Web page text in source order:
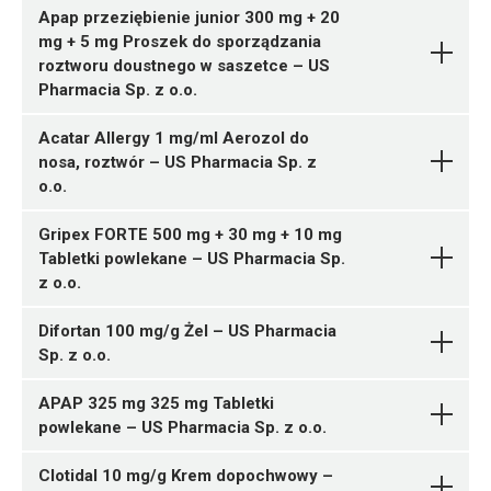
Famotidinum +
carbonas US Pharmacia Sp.
z o.o.
Pytanie o produkt
Levodropropizinum US
Pharmacia Sp. z o.o.
Pytanie o produkt
R02AA03
Ulotka
dichlorobenzylicus +
Amylmetacresolum
12 pastylek
05903031285932 ¦ OTC ¦ 142389
24 pastylki
Ulotka
Alcohol 2,4-
dichlorobenzylicus +
Pharmacia Sp. z o.o.
Pytanie o produkt
05903031282399 ¦ OTC ¦ 137165
1 butelka 60 dawek
05903031289688 ¦ OTC ¦ 140540
1 butelka 140 dawek
Ulotka
Mometasoni furoas US
Pytanie o produkt
05909991546236 ¦ OTC ¦ 152725
24 pastylki
05909991546229 ¦ OTC ¦ 152726
12 pastylek
R05DA09
Dextromethorphani
05909991385989 ¦ OTC ¦ 129485
1 poj. 50 g
Ulotka
1 tuba 60 g
05907377139829 ¦ OTC ¦ 128654
1 tuba 100 g
1 tuba 20 g
Apap przeziębienie junior 300 mg + 20
mg + 5 mg Proszek do sporządzania
roztworu doustnego w saszetce – US
Pharmacia Sp. z o.o.
05903031289404 ¦ OTC ¦ 133659
6 sasz.
05903031289411 ¦ OTC ¦ 133660
12 sasz.
Acatar Allergy 1 mg/ml Aerozol do
nosa, roztwór – US Pharmacia Sp. z
o.o.
05909991360443 ¦ OTC ¦ 126472
1 butelka 10 ml
Gripex FORTE 500 mg + 30 mg + 10 mg
Tabletki powlekane – US Pharmacia Sp.
z o.o.
Difortan 100 mg/g Żel – US Pharmacia
Sp. z o.o.
APAP 325 mg 325 mg Tabletki
powlekane – US Pharmacia Sp. z o.o.
Clotidal 10 mg/g Krem dopochwowy –